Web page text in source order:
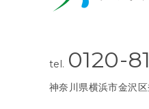
tel. 0120-
神奈川県横浜市金沢